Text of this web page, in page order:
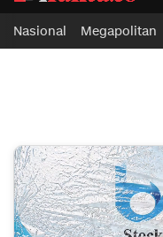
Nasional Megapolitan